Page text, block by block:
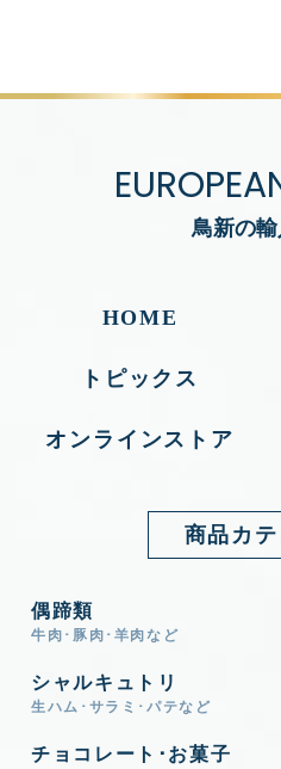
鳥新の
HOME
トピックス
オンラインストア
商品カ
偶蹄類
牛肉･豚肉･羊肉など
シャルキュトリ
生ハム･サラミ･パテなど
チョコレート･お菓子